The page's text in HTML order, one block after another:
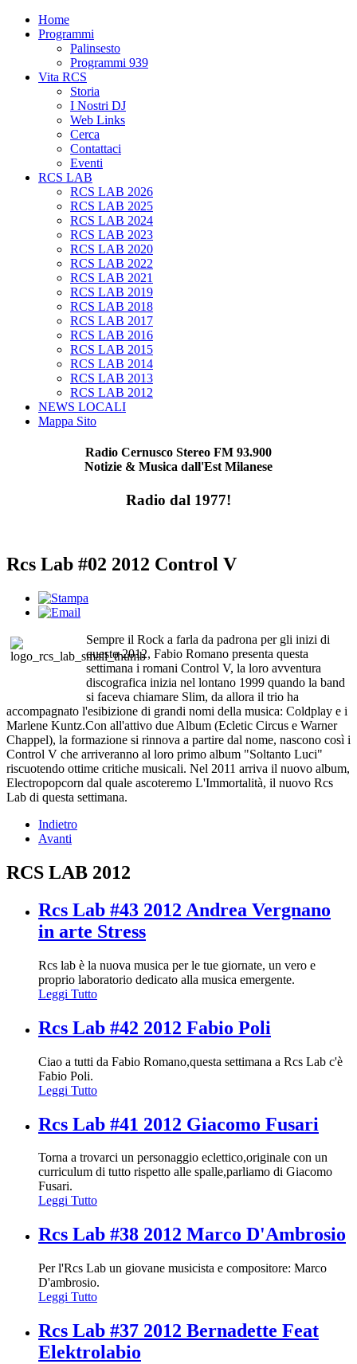
Home
Programmi
Palinsesto
Programmi 939
Vita RCS
Storia
I Nostri DJ
Web Links
Cerca
Contattaci
Eventi
RCS LAB
RCS LAB 2026
RCS LAB 2025
RCS LAB 2024
RCS LAB 2023
RCS LAB 2020
RCS LAB 2022
RCS LAB 2021
RCS LAB 2019
RCS LAB 2018
RCS LAB 2017
RCS LAB 2016
RCS LAB 2015
RCS LAB 2014
RCS LAB 2013
RCS LAB 2012
NEWS LOCALI
Mappa Sito
Radio Cernusco Stereo FM 93.900
Notizie & Musica dall'Est Milanese
Radio dal 1977!
Rcs Lab #02 2012 Control V
Sempre il Rock a farla da padrona per gli inizi di
questo 2012, Fabio Romano presenta questa
settimana i romani Control V, la loro avventura
discografica inizia nel lontano 1999 quando la band
si faceva chiamare Slim, da allora il trio ha
accompagnato l'esibizione di grandi nomi della musica: Coldplay e i
Marlene Kuntz.Con all'attivo due Album (Ecletic Circus e Warner
Chappel), la formazione si rinnova a partire dal nome, nascono così i
Control V che arriveranno al loro primo album "Soltanto Luci"
riscuotendo ottime critiche musicali. Nel 2011 arriva il nuovo album,
Electropopcorn dal quale ascoteremo L'Immortalità, il nuovo Rcs
Lab di questa settimana.
Indietro
Avanti
RCS LAB 2012
Rcs Lab #43 2012 Andrea Vergnano
in arte Stress
Rcs lab è la nuova musica per le tue giornate, un vero e
proprio laboratorio dedicato alla musica emergente.
Leggi Tutto
Rcs Lab #42 2012 Fabio Poli
Ciao a tutti da Fabio Romano,questa settimana a Rcs Lab c'è
Fabio Poli.
Leggi Tutto
Rcs Lab #41 2012 Giacomo Fusari
Torna a trovarci un personaggio eclettico,originale con un
curriculum di tutto rispetto alle spalle,parliamo di Giacomo
Fusari.
Leggi Tutto
Rcs Lab #38 2012 Marco D'Ambrosio
Per l'Rcs Lab un giovane musicista e compositore: Marco
D'ambrosio.
Leggi Tutto
Rcs Lab #37 2012 Bernadette Feat
Elektrolabio